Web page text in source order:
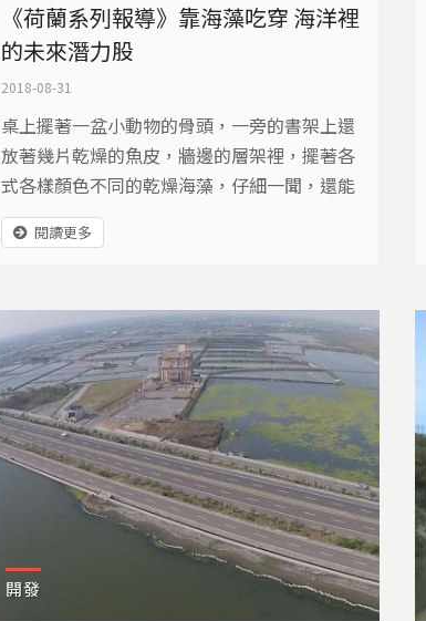
《荷蘭系列報導》靠海藻吃穿 海洋裡
的未來潛力股
2018-08-31
桌上擺著一盆小動物的骨頭，一旁的書架上還
放著幾片乾燥的魚皮，牆邊的層架裡，擺著各
式各樣顏色不同的乾燥海藻，仔細一聞，還能
聞到屬於海岸的那股鹹腥味。荷蘭設計師寧克
爾・霍夫利格（ Nienke Hoogvliet），位在
雖然是一位設計師，但她的工作過程更像在進
行科學實驗。 「我從七歲就決定成為一個素食
者，在我的創作過程中，我一直在探索各種自
然素材」，...
閱讀更多
開發